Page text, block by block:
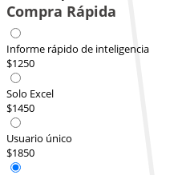
Compra Rápida
Informe rápido de inteligencia
$1250
Solo Excel
$1450
Usuario único
$1850